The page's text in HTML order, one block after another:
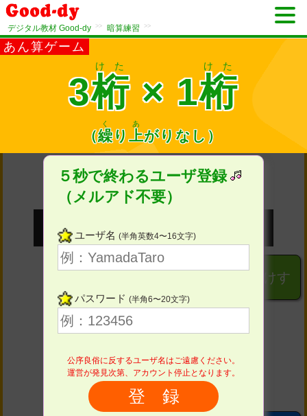
デジタル教材 Good-dy >> 暗算練習 >>
あん算ゲーム
3桁
けた
× 1桁
けた
（繰
く
り上
あ
がりなし）
１ ２ ３ けす
４ ５
６
７
８
９
５秒で終わるユーザ登録
（メルアド不要）
ユーザ名 (半角英数4〜16文字)
パスワード (半角6〜20文字)
公序良俗に反するユーザ名はご遠慮ください。
運営が発見次第、アカウント停止となります。